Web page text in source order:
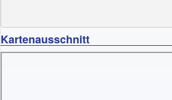
Kartenausschnitt